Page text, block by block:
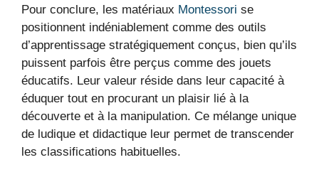
Pour conclure, les matériaux Montessori se
positionnent indéniablement comme des outils
d’apprentissage stratégiquement conçus, bien qu’ils
puissent parfois être perçus comme des jouets
éducatifs. Leur valeur réside dans leur capacité à
éduquer tout en procurant un plaisir lié à la
découverte et à la manipulation. Ce mélange unique
de ludique et didactique leur permet de transcender
les classifications habituelles.